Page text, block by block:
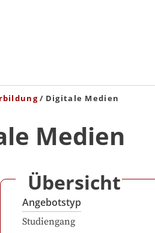
Digitale Medien
Medien
Übersicht
Angebotstyp
Studiengang